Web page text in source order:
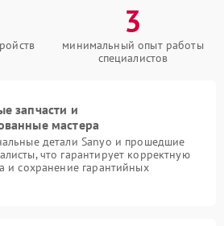
3
минимальный опыт работы
специалистов
запчасти и
мастера
детали Sanyo и прошедшие
что гарантирует корректную
и сохранение гарантийных